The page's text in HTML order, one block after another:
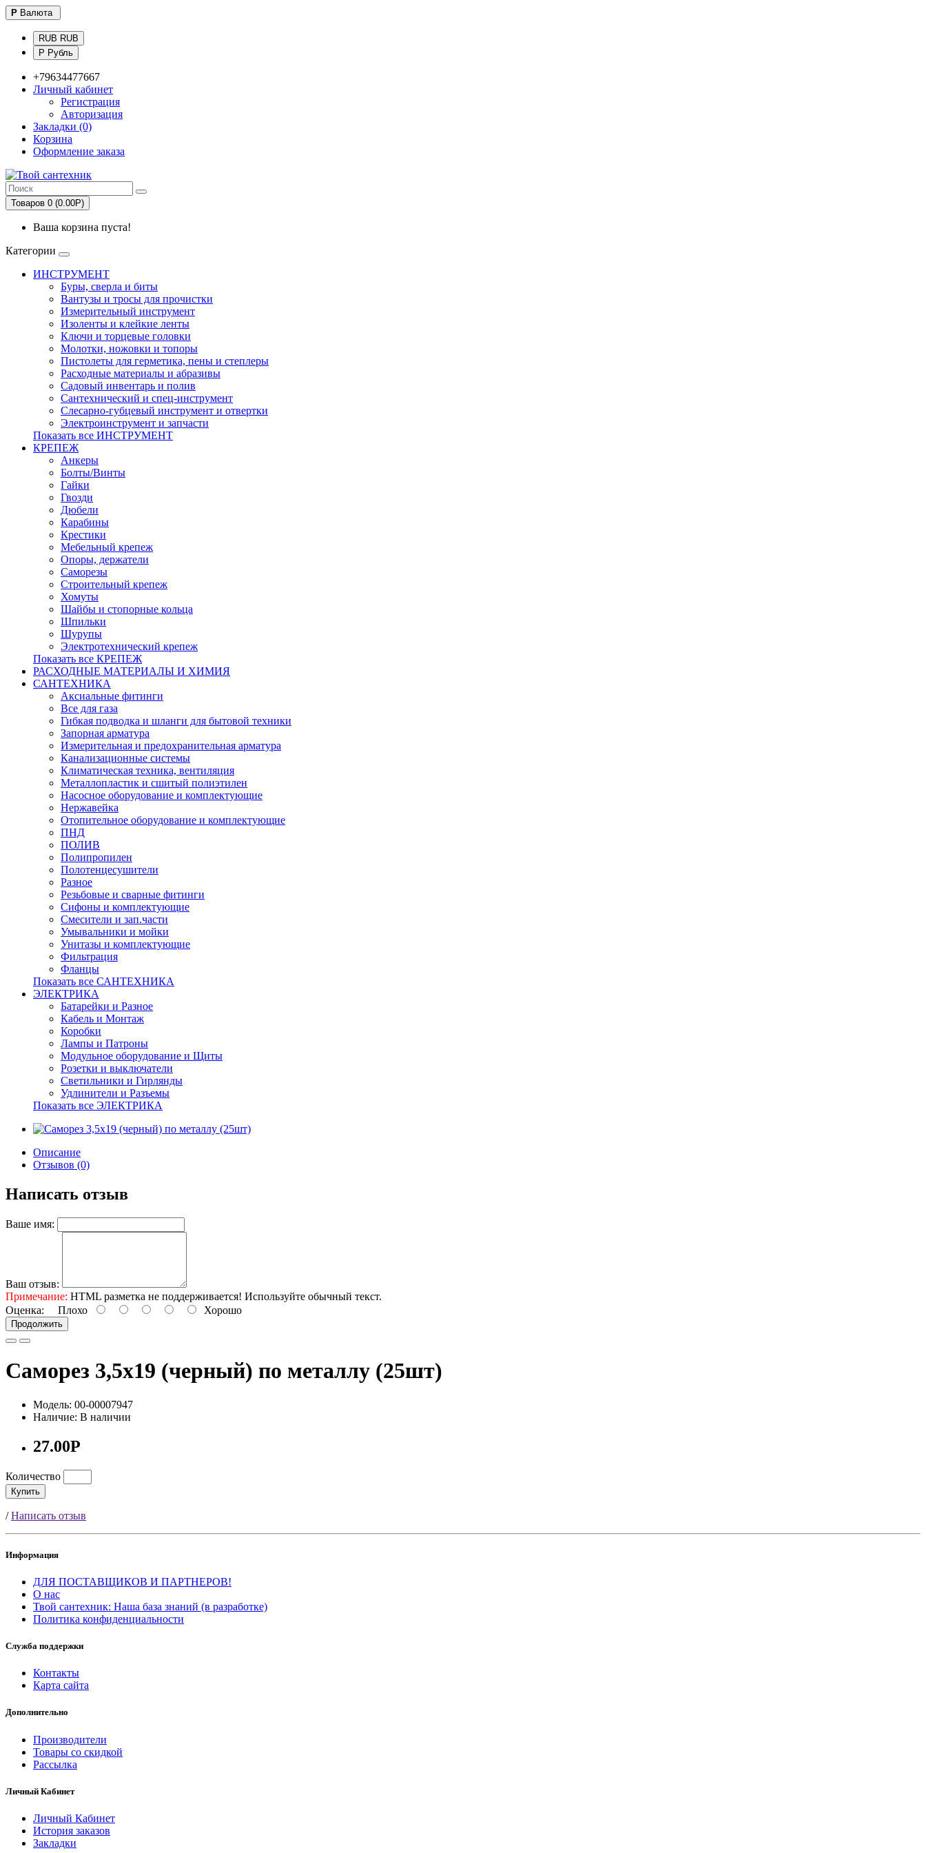
Р Валюта
RUB RUB
Р Рубль
+79634477667
Личный кабинет
Регистрация
Авторизация
Закладки (0)
Корзина
Оформление заказа
Товаров 0 (0.00Р)
Ваша корзина пуста!
Категории
ИНСТРУМЕНТ
Буры, сверла и биты
Вантузы и тросы для прочистки
Измерительный инструмент
Изоленты и клейкие ленты
Ключи и торцевые головки
Молотки, ножовки и топоры
Пистолеты для герметика, пены и степлеры
Расходные материалы и абразивы
Садовый инвентарь и полив
Сантехнический и спец-инструмент
Слесарно-губцевый инструмент и отвертки
Электроинструмент и запчасти
Показать все ИНСТРУМЕНТ
КРЕПЕЖ
Анкеры
Болты/Винты
Гайки
Гвозди
Дюбели
Карабины
Крестики
Мебельный крепеж
Опоры, держатели
Саморезы
Строительный крепеж
Хомуты
Шайбы и стопорные кольца
Шпильки
Шурупы
Электротехнический крепеж
Показать все КРЕПЕЖ
РАСХОДНЫЕ МАТЕРИАЛЫ И ХИМИЯ
САНТЕХНИКА
Аксиальные фитинги
Все для газа
Гибкая подводка и шланги для бытовой техники
Запорная арматура
Измерительная и предохранительная арматура
Канализационные системы
Климатическая техника, вентиляция
Металлопластик и сшитый полиэтилен
Насосное оборудование и комплектующие
Нержавейка
Отопительное оборудование и комплектующие
ПНД
ПОЛИВ
Полипропилен
Полотенцесушители
Разное
Резьбовые и сварные фитинги
Сифоны и комплектующие
Смесители и зап.части
Умывальники и мойки
Унитазы и комплектующие
Фильтрация
Фланцы
Показать все САНТЕХНИКА
ЭЛЕКТРИКА
Батарейки и Разное
Кабель и Монтаж
Коробки
Лампы и Патроны
Модульное оборудование и Щиты
Розетки и выключатели
Светильники и Гирлянды
Удлинители и Разъемы
Показать все ЭЛЕКТРИКА
Описание
Отзывов (0)
Написать отзыв
Ваше имя:
Ваш отзыв:
Примечание: HTML разметка не поддерживается! Используйте обычный текст.
Оценка: Плохо Хорошо
Продолжить
Саморез 3,5х19 (черный) по металлу (25шт)
Модель: 00-00007947
Наличие: В наличии
27.00Р
Количество
Купить
/Написать отзыв
Информация
ДЛЯ ПОСТАВЩИКОВ И ПАРТНЕРОВ!
О нас
Твой сантехник: Наша база знаний (в разработке)
Политика конфиденциальности
Служба поддержки
Контакты
Карта сайта
Дополнительно
Производители
Товары со скидкой
Рассылка
Личный Кабинет
Личный Кабинет
История заказов
Закладки